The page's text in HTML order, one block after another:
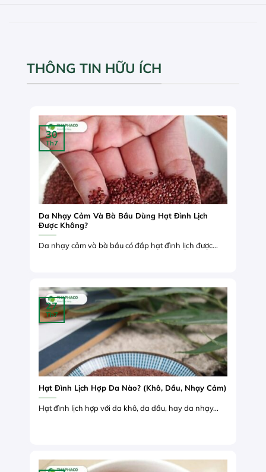
THÔNG TIN HỮU ÍCH
Da Nhạy Cảm Và Bà Bầu Dùng Hạt Đình Lịch
Được Không?
Da nhạy cảm và bà bầu có đắp hạt đình lịch được...
30
Th7
Hạt Đình Lịch Hợp Da Nào? (Khô, Dầu, Nhạy Cảm)
Hạt đình lịch hợp với da khô, da dầu, hay da nhạy...
27
Th7